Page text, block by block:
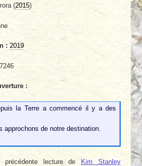
(2015)
: 2019
:
la Terre a commencé il y a des
approchons de notre destination.
lecture de Kim Stanley